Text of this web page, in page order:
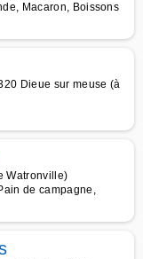
Macaron, Boissons
Dieue sur meuse (à
Watronville)
de campagne,